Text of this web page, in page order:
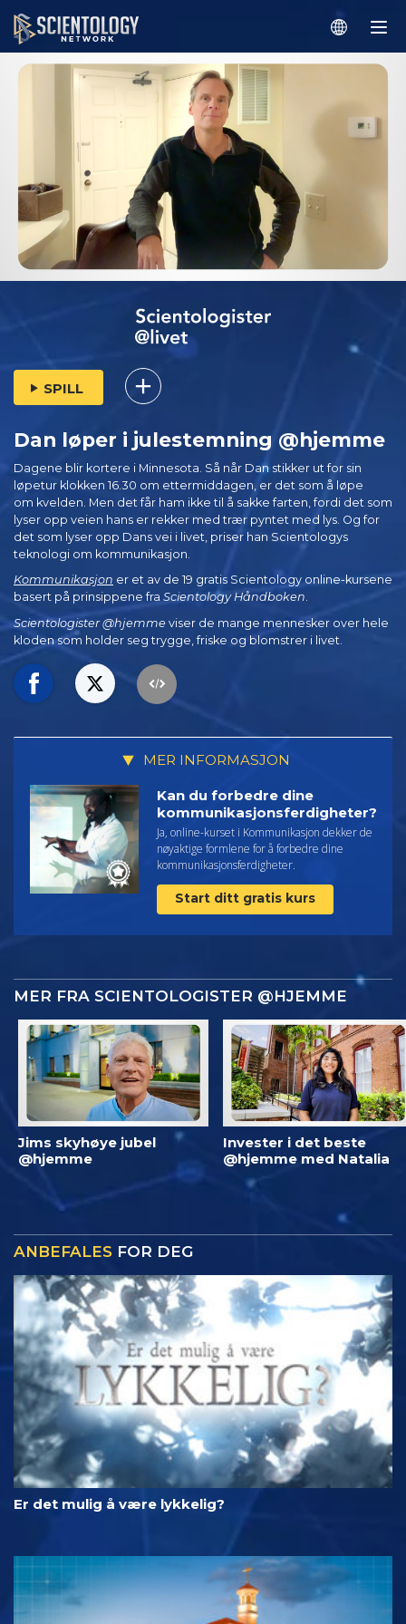
SPILL
Dan løper i julestemning @hjemme
Dagene blir kortere i Minnesota. Så når Dan stikker ut for sin
løpetur klokken 16.30 om ettermiddagen, er det som å løpe
om kvelden. Men det får ham ikke til å sakke farten, fordi det som
lyser opp veien hans er rekker med trær pyntet med lys. Og for
det som lyser opp Dans vei i livet, priser han Scientologys
teknologi om kommunikasjon.
Kommunikasjon er et av de 19 gratis Scientology online-kursene
basert på prinsippene fra Scientology Håndboken.
Scientologister @hjemme viser de mange mennesker over hele
kloden som holder seg trygge, friske og blomstrer i livet.
MER INFORMASJON
Kan du forbedre dine
kommunikasjonsferdigheter?
Ja, online-kurset i Kommunikasjon dekker de
nøyaktige formlene for å forbedre dine
kommunikasjonsferdigheter.
Start ditt gratis kurs
MER FRA SCIENTOLOGISTER @HJEMME
Jims skyhøye jubel
@hjemme
Invester i det beste
@hjemme med Natalia
ANBEFALES FOR DEG
Er det mulig å være lykkelig?